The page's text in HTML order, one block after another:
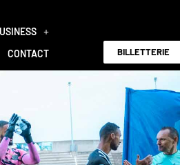
CONTACT BILLETTERIE